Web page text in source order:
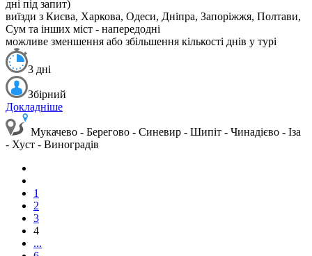
дні під запит)
виїзди з Києва, Харкова, Одеси, Дніпра, Запоріжжя, Полтави,
Сум та інших міст - напередодні
можливе зменшення або збільшення кількості днів у турі
3 дні
Збірний
Докладніше
Мукачево - Берегово - Синевир - Шипіт - Чинадієво - Іза
- Хуст - Виноградів
1
2
3
4
...